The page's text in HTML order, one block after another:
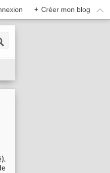
+ Créer mon blog